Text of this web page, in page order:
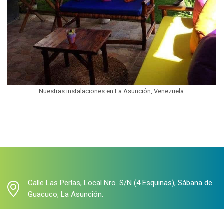
Nuestras instalaciones en La Asunción, Venezuela.
Calle Las Perlas, Local Nro. S/N (4 Esquinas), Sábana de
Guacuco, La Asunción.